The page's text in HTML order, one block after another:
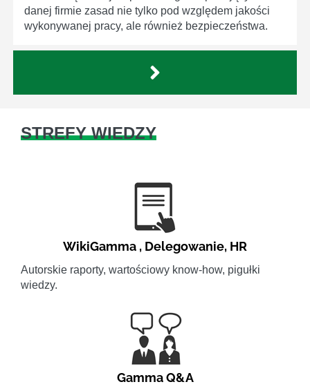
danej firmie zasad nie tylko pod względem jakości
wykonywanej pracy, ale również bezpieczeństwa.
STREFY WIEDZY
WikiGamma , Delegowanie, HR
Autorskie raporty, wartościowy know-how, pigułki
wiedzy.
Gamma Q&A